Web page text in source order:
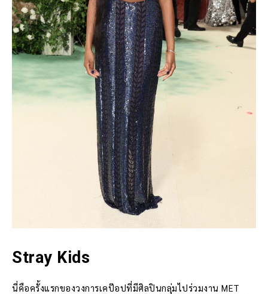
Stray Kids
นี่คือครั้งแรกของวงการเคป๊อปที่มีศิลปินกลุ่มไปร่วมงาน MET